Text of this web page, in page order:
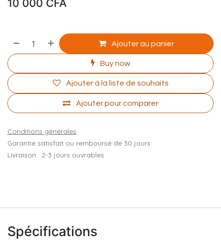
10 000 CFA
Ajouter au panier
Buy now
Ajouter pour comparer
Ajouter à la liste de souhaits
Conditions générales
Garantie satisfait ou remboursé de 30 jours
Livraison : 2-3 jours ouvrables
Spécifications